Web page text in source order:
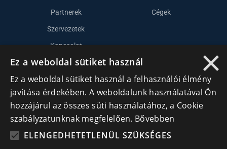
Partnerek
Szervezetek
Kapcsolat
Cégek
Lépj kapcsolatba velünk
info@cegek.ro
+40 740 856 970
×
Ez a weboldal sütiket használ
Ez a weboldal sütiket használ a felhasználói élmény
javítása érdekében. A weboldalunk használatával Ön
hozzájárul az összes süti használatához, a Cookie
szabályzatunknak megfelelően. Bővebben
ELENGEDHETETLENÜL SZÜKSÉGES